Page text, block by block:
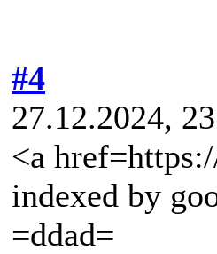
#4
27.12.2024,
<a
indexed by
=ddad=